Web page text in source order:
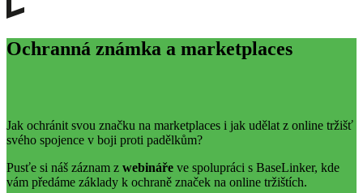
Ochranná známka a marketplaces
Jak ochránit svou značku na marketplaces i jak udělat z online tržišť
svého spojence v boji proti padělkům?
Pusťe si náš záznam z webináře ve spolupráci s BaseLinker, kde
vám předáme základy k ochraně značek na online tržištích.